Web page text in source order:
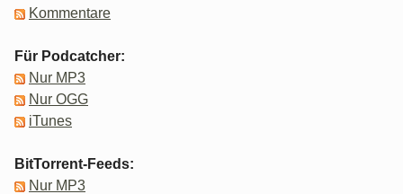
Kommentare
Für Podcatcher:
Nur MP3
Nur OGG
iTunes
BitTorrent-Feeds:
Nur MP3